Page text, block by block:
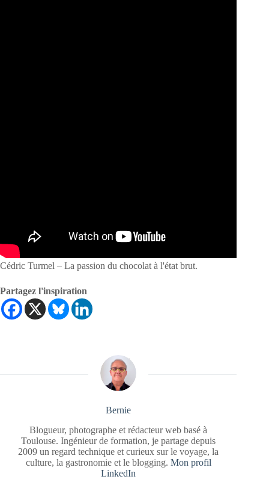
Cédric Turmel – La passion du chocolat à l'état brut.
Partagez l'inspiration
Bernie
Blogueur, photographe et rédacteur web basé à
Toulouse. Ingénieur de formation, je partage depuis
2009 un regard technique et curieux sur le voyage, la
culture, la gastronomie et le blogging. Mon profil
LinkedIn